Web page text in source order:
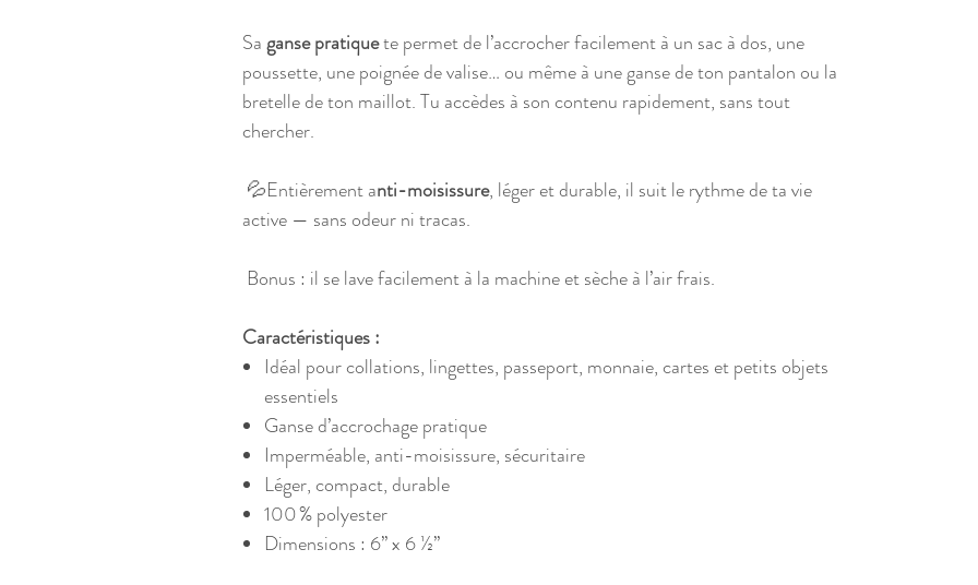
Sagansepratiquete permet de l’accrocher facilement à un sac à dos, une
poussette, une poignée de valise… ou même à une ganse de ton pantalon ou la
bretelle de ton maillot. Tu accèdes à son contenu rapidement, sans tout
chercher.
💦Entièrement anti-moisissure, léger et durable, il suit le rythme de ta vie
active — sans odeur ni tracas.
Bonus : il se lave facilement à la machine et sèche à l’air frais.
Caractéristiques :
Idéal pour collations, lingettes, passeport, monnaie, cartes et petits objets
essentiels
Ganse d’accrochage pratique
Imperméable, anti-moisissure, sécuritaire
Léger, compact, durable
100 % polyester
Dimensions : 6’’ x 6 ½’’